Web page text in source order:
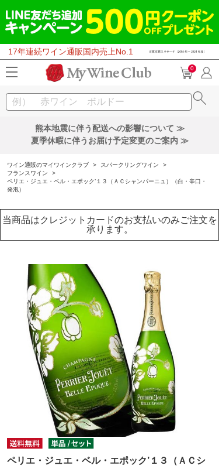
17年連続ワイン通販国内売上No.1
0
熊本地震に伴う配送への影響について ≫
夏季休暇に伴うお届け予定変更のご案内 ≫
ワイン通販のマイワインクラブ > スパークリングワイン
>
フランスワイン
>
ペリエ・ジュエ・ベル・エポック’１３（ＡＣシャンパーニュ）（白・辛口・
発泡）
当商品はクレジットカードのお支払いのみご注文を
承ります。
ペリエ・ジュエ・ベル・エポック’１３（ＡＣシ